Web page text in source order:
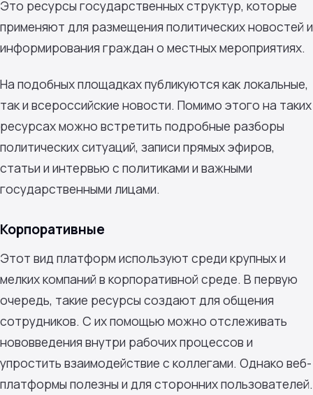
Это ресурсы государственных структур, которые
применяют для размещения политических новостей и
информирования граждан о местных мероприятиях.
На подобных площадках публикуются как локальные,
так и всероссийские новости. Помимо этого на таких
ресурсах можно встретить подробные разборы
политических ситуаций, записи прямых эфиров,
статьи и интервью с политиками и важными
государственными лицами.
Корпоративные
Этот вид платформ используют среди крупных и
мелких компаний в корпоративной среде. В первую
очередь, такие ресурсы создают для общения
сотрудников. С их помощью можно отслеживать
нововведения внутри рабочих процессов и
упростить взаимодействие с коллегами. Однако веб-
платформы полезны и для сторонних пользователей.